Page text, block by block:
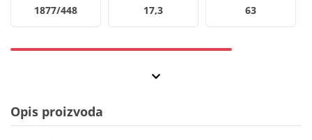
1877/448 17,3 63
Opis proizvoda